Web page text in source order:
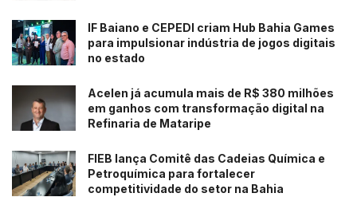
IF Baiano e CEPEDI criam Hub Bahia Games
para impulsionar indústria de jogos digitais
no estado
Acelen já acumula mais de R$ 380 milhões
em ganhos com transformação digital na
Refinaria de Mataripe
FIEB lança Comitê das Cadeias Química e
Petroquímica para fortalecer
competitividade do setor na Bahia